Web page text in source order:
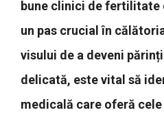
bune clinici de fertilitate
un pas crucial în
visului de a deveni
delicată, este vital să
medicală care oferă